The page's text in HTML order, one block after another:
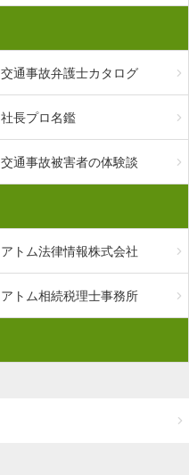
交通事故弁護士カタログ
社長プロ名鑑
交通事故被害者の体験談
アトム法律情報株式会社
アトム相続税理士事務所